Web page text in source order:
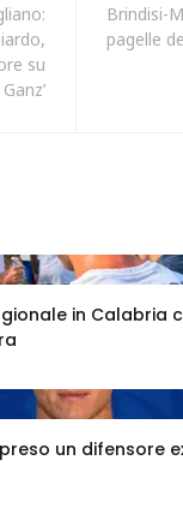
su
Ganz’
Brindisi-
pagelle
in Calabria
preso un difensore